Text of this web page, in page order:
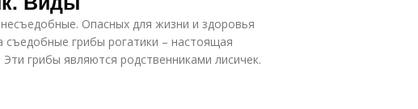
Опасных для жизни и здоровья
съедобные грибы рогатики – настоящая
грибы являются родственниками лисичек.